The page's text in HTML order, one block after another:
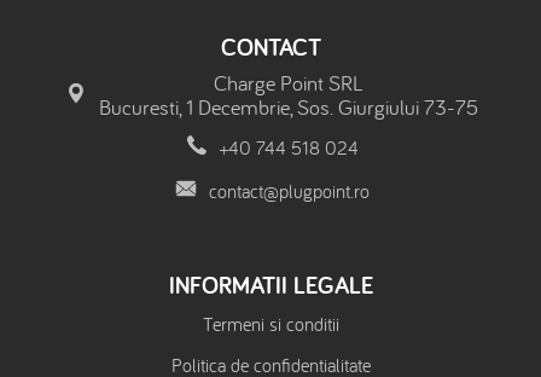
CONTACT
Charge Point SRL
Bucuresti, 1 Decembrie, Sos. Giurgiului 73-75
+40 744 518 024
contact@plugpoint.ro
INFORMATII LEGALE
Termeni si conditii
Politica de confidentialitate